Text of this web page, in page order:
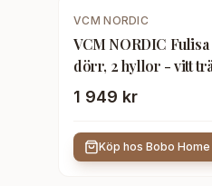
VCM NORDIC
VCM NORDIC Fulisa
dörr, 2 hyllor - vitt
1 949 kr
Köp hos Bobo Home